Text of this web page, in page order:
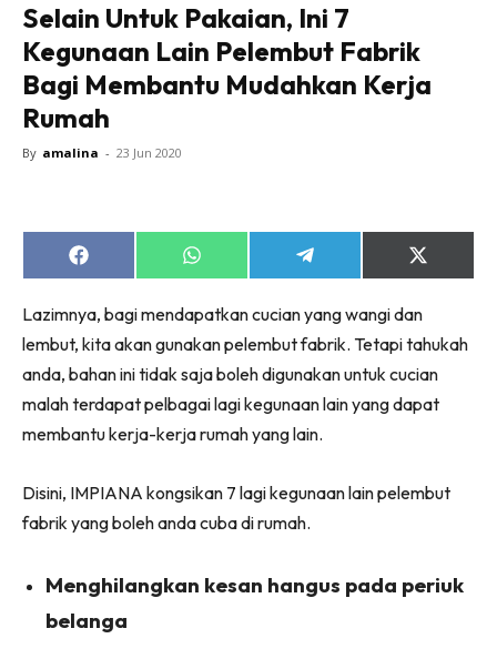
Ruang Makan
Ruang Tamu
Direktori
Interior Design
Landskap
Ruang Makan
Make Over
Bilik Air
Bilik Tidur
Dapur
Ruang Tamu
Menarik Lagi
Impiana Makeover
Makeover Ruang Selebriti
Selain Untuk Pakaian, Ini 7
Kegunaan Lain Pelembut Fabrik
Bagi Membantu Mudahkan Kerja
Rumah
By amalina - 23 Jun 2020
Share
on
Share
on
Share
on
Share
on
(Twitter)
Lazimnya, bagi mendapatkan cucian yang wangi dan
lembut, kita akan gunakan pelembut fabrik. Tetapi tahukah
anda, bahan ini tidak saja boleh digunakan untuk cucian
malah terdapat pelbagai lagi kegunaan lain yang dapat
membantu kerja-kerja rumah yang lain.
Disini, IMPIANA kongsikan 7 lagi kegunaan lain pelembut
fabrik yang boleh anda cuba di rumah.
Menghilangkan kesan hangus pada periuk
belanga